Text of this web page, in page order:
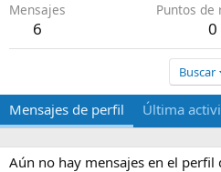
Mensajes
6
Puntos de
0
Buscar
Mensajes de perfil Última
Aún no hay mensajes en el perfil